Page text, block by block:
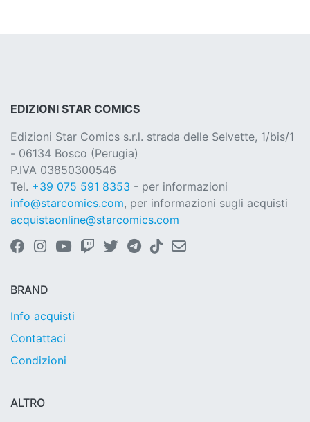
EDIZIONI STAR COMICS
Edizioni Star Comics s.r.l. strada delle Selvette, 1/bis/1
- 06134 Bosco (Perugia)
P.IVA 03850300546
Tel. +39 075 591 8353 - per informazioni
info@starcomics.com, per informazioni sugli acquisti
acquistaonline@starcomics.com
BRAND
Info acquisti
Contattaci
Condizioni
ALTRO